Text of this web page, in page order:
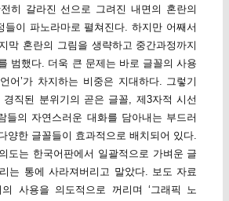
히 갈라진 선으로 그려진 내면의 혼란의
들이 파노라마로 펼쳐진다. 하지만 어째서
막 혼란의 그림을 생략하고 중간과정까지
범했다. 더욱 큰 문제는 바로 글꼴의 사용
어’가 차지하는 비중은 지대하다. 그렇기
직된 분위기의 곧은 글꼴, 제3자적 시선
들의 자연스러운 대화를 담아내는 부드러
양한 글꼴들이 효과적으로 배치되어 있다.
도는 한국어판에서 일괄적으로 가벼운 글
는 통에 사라져버리고 말았다. 보도 자료
사용을 의도적으로 꺼리며 ‘그래픽 노